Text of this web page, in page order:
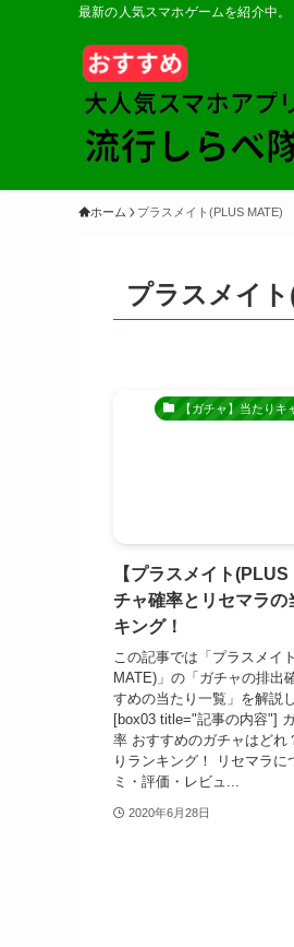
最新の人気スマホゲームを紹介中
ホーム プラスメイト(PLUS MATE)
プラスメイ
【ガチャ】当たりキ
【プラスメイト
チャ確率とリセマラの
キング！
この記事では「プラスメイ
MATE)」の「ガチャの排出
すめの当たり一覧」を解説
[box03 title="記事の内容"]
率 おすすめのガチャはどれ
りランキング！ リセマラに
ミ・評価・レビュ...
2020年6月28日